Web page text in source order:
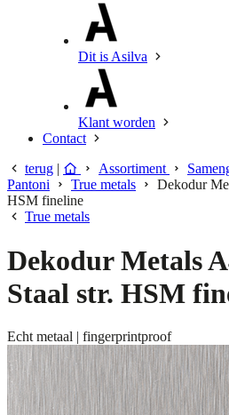
Dit is Asilva
Klant worden
Contact
terug | Assortiment
Pantoni
True metals
Dekodur
HSM fineline
True metals
Dekodur Metals
Staal str. HSM
Echt metaal | fingerprintproof